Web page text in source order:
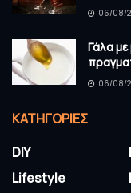
06/08/
Γάλα
06/08/
KΑΤΗΓΟΡΊΕΣ
DIY
Lifestyle